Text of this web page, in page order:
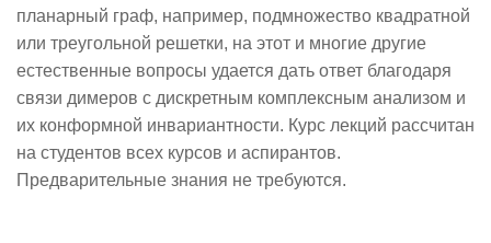
планарный граф, например, подмножество квадратной
или треугольной решетки, на этот и многие другие
естественные вопросы удается дать ответ благодаря
связи димеров с дискретным комплексным анализом и
их конформной инвариантности. Курс лекций рассчитан
на студентов всех курсов и аспирантов.
Предварительные знания не требуются.